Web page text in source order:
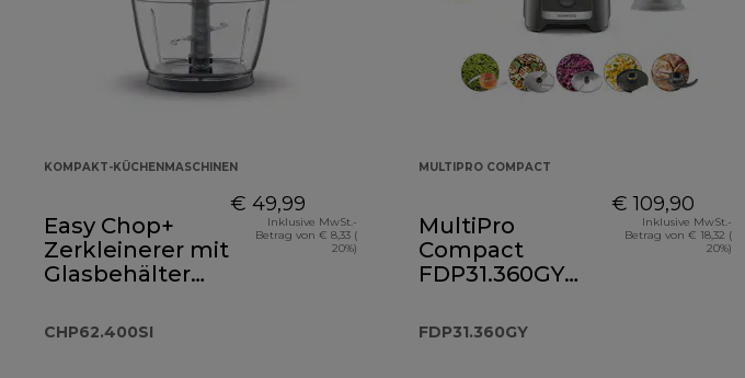
KOMPAKT-KÜCHENMASCHINEN
Easy Chop+
Zerkleinerer mit
Glasbehälter
CHP62.400SI
€ 49,99
Inklusive MwSt.-
Betrag von € 8,33 (
20%)
MULTIPRO COMPACT
MultiPro
Compact
FDP31.360GY
Küchenmaschine
und Standmixer
FDP31.360GY
€ 109,90
Inklusive MwSt.-
Betrag von € 18,32 (
20%)